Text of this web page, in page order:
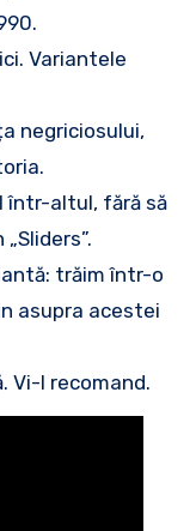
Variantele
negriciosului,
într-altul, fără să
trăim într-o
asupra acestei
Vi-l recomand.